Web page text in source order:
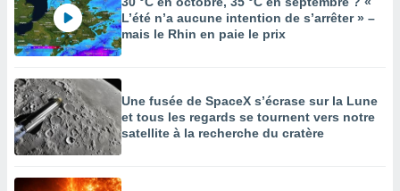
L’été n’a aucune intention de s’arrêter » –
mais le Rhin en paie le prix
Une fusée de SpaceX s’écrase sur la Lune
et tous les regards se tournent vers notre
satellite à la recherche du cratère